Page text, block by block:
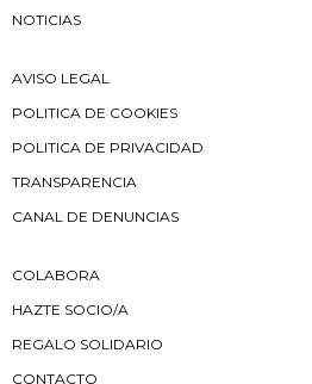
NOTICIAS
AVISO LEGAL
POLITICA DE COOKIES
POLITICA DE PRIVACIDAD
TRANSPARENCIA
CANAL DE DENUNCIAS
COLABORA
HAZTE SOCIO/A
REGALO SOLIDARIO
CONTACTO